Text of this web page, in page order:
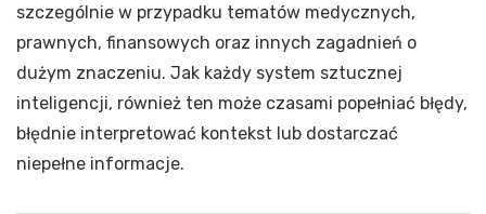
szczególnie w przypadku tematów medycznych,
prawnych, finansowych oraz innych zagadnień o
dużym znaczeniu. Jak każdy system sztucznej
inteligencji, również ten może czasami popełniać błędy,
błędnie interpretować kontekst lub dostarczać
niepełne informacje.